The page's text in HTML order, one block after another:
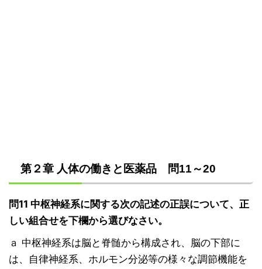
第２章 人体の働きと医薬品 問11～20
問11 中枢神経系に関する次の記述の正誤について、正
しい組合せを下欄から選びなさい。
ａ 中枢神経系は脳と脊髄から構成され、脳の下部に
は、自律神経系、ホルモン分泌等の様々な調節機能を